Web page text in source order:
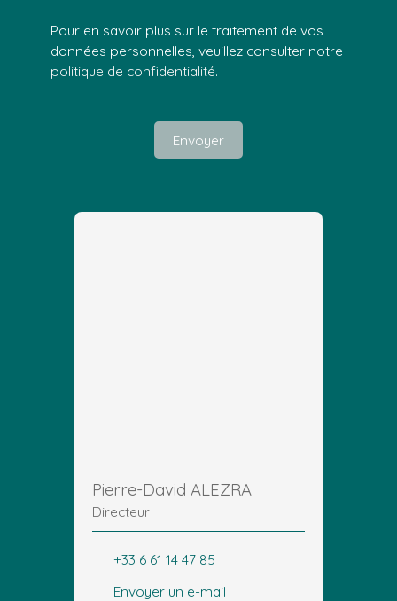
Pour en savoir plus sur le traitement de vos
données personnelles, veuillez consulter notre
politique de confidentialité.
Envoyer
Pierre-David ALEZRA
Directeur
+33 6 61 14 47 85
Envoyer un e-mail